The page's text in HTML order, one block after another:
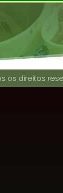
os direitos